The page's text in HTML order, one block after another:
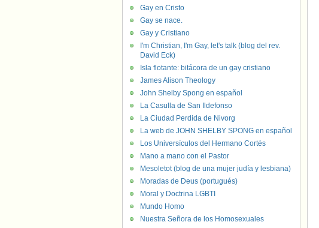
Gay en Cristo
Gay se nace.
Gay y Cristiano
I'm Christian, I'm Gay, let's talk (blog del rev.
David Eck)
Isla flotante: bitácora de un gay cristiano
James Alison Theology
John Shelby Spong en español
La Casulla de San Ildefonso
La Ciudad Perdida de Nivorg
La web de JOHN SHELBY SPONG en español
Los Universículos del Hermano Cortés
Mano a mano con el Pastor
Mesoletot (blog de una mujer judía y lesbiana)
Moradas de Deus (portugués)
Moral y Doctrina LGBTI
Mundo Homo
Nuestra Señora de los Homosexuales